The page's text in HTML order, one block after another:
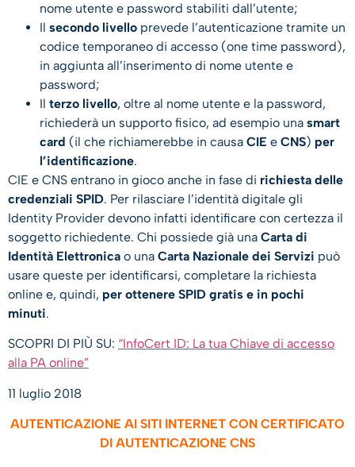
nome utente e password stabiliti dall’utente;
Il secondo livello prevede l’autenticazione tramite un
codice temporaneo di accesso (one time password),
in aggiunta all’inserimento di nome utente e
password;
Il terzo livello, oltre al nome utente e la password,
richiederà un supporto fisico, ad esempio una smart
card (il che richiamerebbe in causa CIE e CNS) per
l’identificazione.
CIE e CNS entrano in gioco anche in fase di richiesta delle
credenziali SPID. Per rilasciare l’identità digitale gli
Identity Provider devono infatti identificare con certezza il
soggetto richiedente. Chi possiede già una Carta di
Identità Elettronica o una Carta Nazionale dei Servizi può
usare queste per identificarsi, completare la richiesta
online e, quindi, per ottenere SPID gratis e in pochi
minuti.
SCOPRI DI PIÙ SU: “InfoCert ID: La tua Chiave di accesso
alla PA online”
11 luglio 2018
AUTENTICAZIONE AI SITI INTERNET CON CERTIFICATO
DI AUTENTICAZIONE CNS